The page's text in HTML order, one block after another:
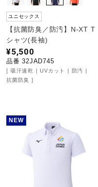
ウィンタースポ
ワーキング
ウォーキング
インナー
寝具／ミズノス
ユニセックス
【抗菌防臭／防汚】N-XT T
シャツ(長袖)
¥5,500
品番 32JAD745
吸汗速乾 UVカット
防汚
抗菌防臭
NEW